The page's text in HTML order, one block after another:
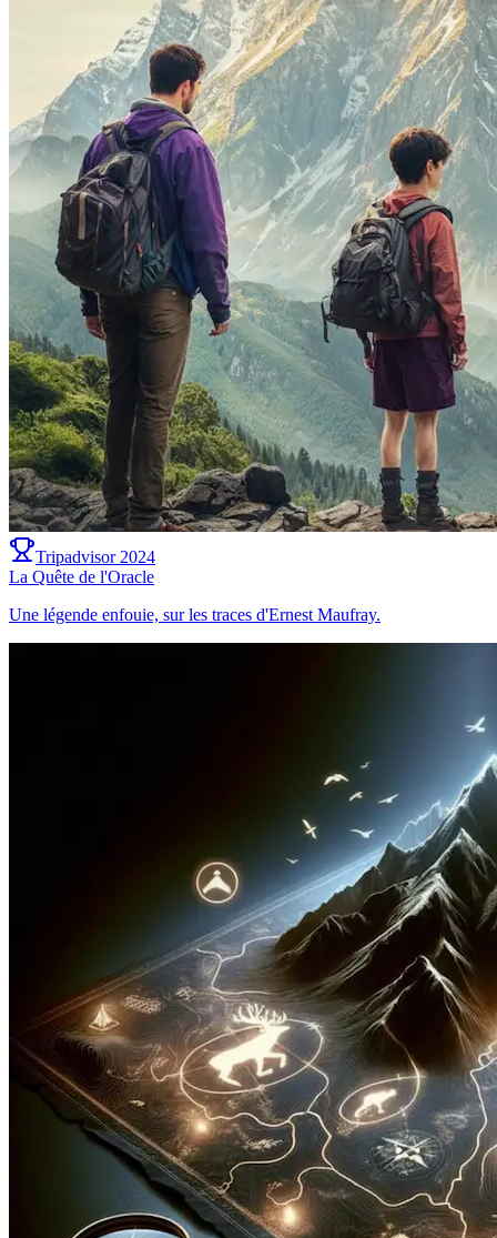
Tripadvisor 2024
La Quête de l'Oracle
Une légende enfouie, sur les traces d'Ernest Maufray.